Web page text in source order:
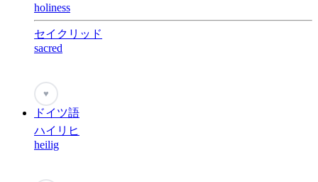
holiness
セイクリッド
sacred
♥
ドイツ語
ハイリヒ
heilig